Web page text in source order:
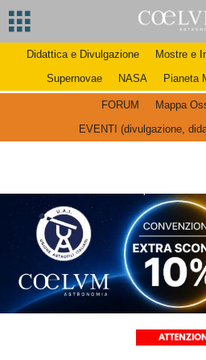
Didattica e Divulgazione Mostre e
Supernovae
NASA Pianeta
FORUM
Mappa
EVENTI (divulgazione,